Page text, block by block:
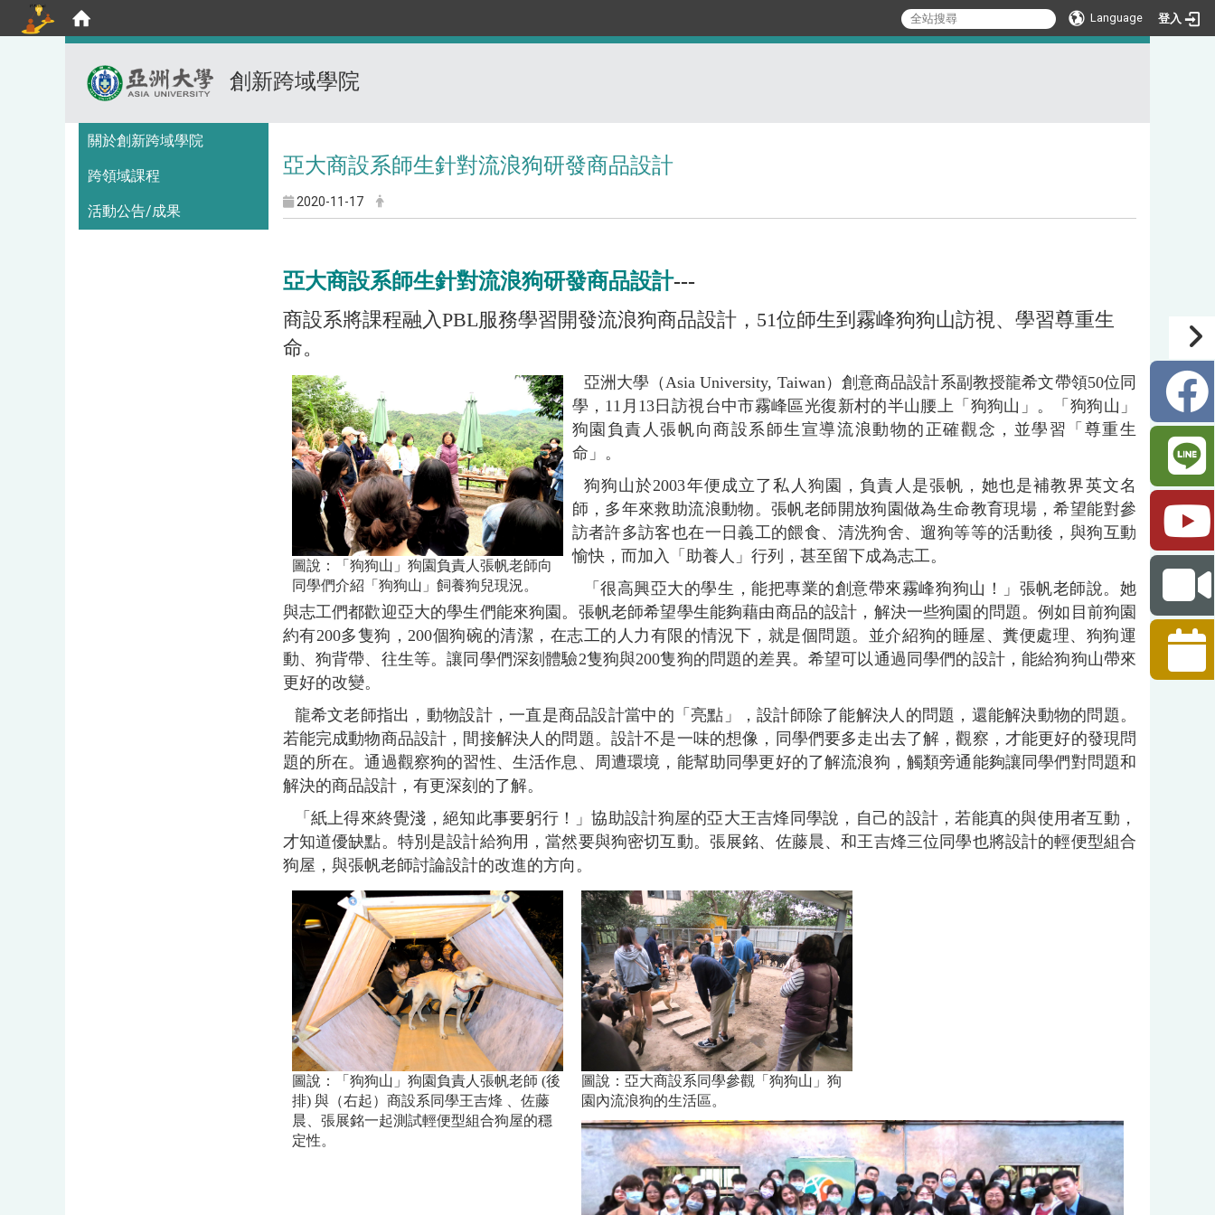
Language 登入
創新跨域學院
關於創新跨域學院
跨領域課程
活動公告/成果
亞大商設系師生針對流浪狗研發商品設計
2020-11-17
亞大商設系師生針對流浪狗研發商品設計---
商設系將課程融入PBL服務學習開發流浪狗商品設計，51位師生到霧峰狗狗山訪視、學習尊重生
命。
圖說：「狗狗山」狗園負責人張帆老師向
同學們介紹「狗狗山」飼養狗兒現況。
亞洲大學 （Asia University, Taiwan） 創意商品設計系副教授龍希文帶領50位同
學，11月13日訪視台中市霧峰區光復新村的半山腰上「狗狗山」。「狗狗山」
狗園負責人張帆向商設系師生宣導流浪動物的正確觀念，並學習「尊重生
命」。
狗狗山於2003年便成立了私人狗園，負責人是張帆，她也是補教界英文名
師，多年來救助流浪動物。張帆老師開放狗園做為生命教育現場，希望能對參
訪者許多訪客也在一日義工的餵食、清洗狗舍、遛狗等等的活動後，與狗互動
愉快，而加入「助養人」行列，甚至留下成為志工。
「很高興亞大的學生，能把專業的創意帶來霧峰狗狗山！」張帆老師說。她
與志工們都歡迎亞大的學生們能來狗園。張帆老師希望學生能夠藉由商品的設計，解決一些狗園的問題。例如目前狗園
約有200多隻狗，200個狗碗的清潔，在志工的人力有限的情況下，就是個問題。並介紹狗的睡屋、糞便處理、狗狗運
動、狗背帶、往生等。讓同學們深刻體驗2隻狗與200隻狗的問題的差異。希望可以通過同學們的設計，能給狗狗山帶來
更好的改變。
龍希文老師指出，動物設計，一直是商品設計當中的「亮點」，設計師除了能解決人的問題，還能解決動物的問題。
若能完成動物商品設計，間接解決人的問題。設計不是一味的想像，同學們要多走出去了解，觀察，才能更好的發現問
題的所在。通過觀察狗的習性、生活作息、周遭環境，能幫助同學更好的了解流浪狗，觸類旁通能夠讓同學們對問題和
解決的商品設計，有更深刻的了解。
「紙上得來終覺淺，絕知此事要躬行！」協助設計狗屋的亞大王吉烽同學說，自己的設計，若能真的與使用者互動，
才知道優缺點。特別是設計給狗用，當然要與狗密切互動。張展銘、佐藤晨、和王吉烽三位同學也將設計的輕便型組合
狗屋，與張帆老師討論設計的改進的方向。
圖說：「狗狗山」狗園負責人張帆老師 (後
排) 與（右起）商設系同學王吉烽 、佐藤
晨、張展銘一起測試輕便型組合狗屋的穩
定性。
圖說：亞大商設系同學參觀「狗狗山」狗
園內流浪狗的生活區。